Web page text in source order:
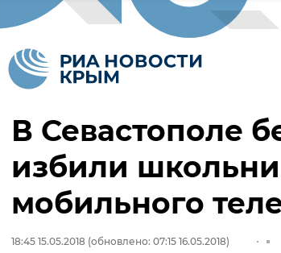
В Севастополе
избили
мобильного
18:45 15.05.2018 (обновлено: 07:15 16.05.2018)